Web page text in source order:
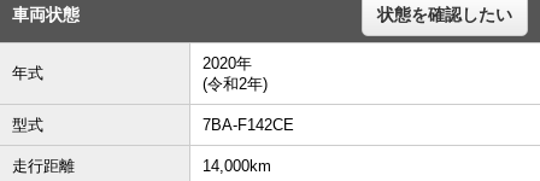
車両状態 状態を確認したい
年式
2020年
(令和2年)
型式 7BA-F142CE
走行距離 14,000km